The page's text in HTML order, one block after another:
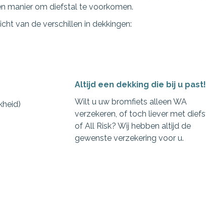
manier om diefstal te voorkomen.
van de verschillen in dekkingen:
Altijd een dekking die bij u past!
Wilt u uw bromfiets alleen WA
verzekeren, of toch liever met
of All Risk? Wij hebben altijd de
gewenste verzekering voor u.